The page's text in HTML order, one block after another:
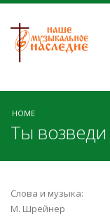
HOME
Ты возведи
Слова и музыка:
М. Шрейнер